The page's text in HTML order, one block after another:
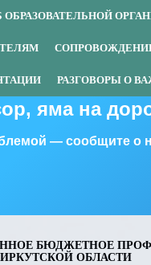
яма на
— сообщите о
ОБРАЗОВАТЕЛЬНОЙ
РАЗГОВОРЫ О
БЮДЖЕТНОЕ
ОБЛАСТИ